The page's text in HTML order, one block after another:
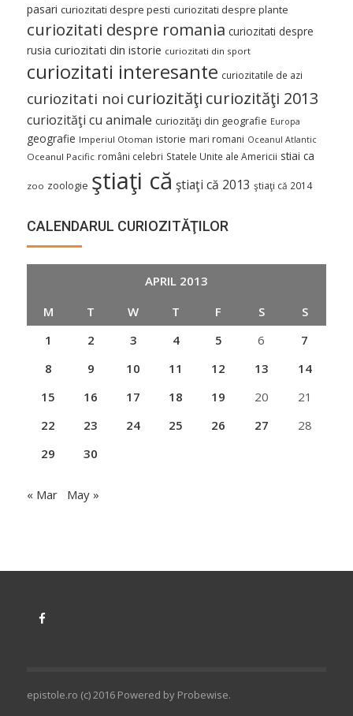
pasari curiozitati despre pesti curiozitati despre plante
curiozitati despre romania curiozitati despre
rusia curiozitati din istorie curiozitati din sport
curiozitati interesante curiozitatile de azi
curiozitati noi curiozităţi curiozităţi 2013
curiozităţi cu animale curiozităţi din geografie Europa
geografie Imperiul Otoman istorie mari romani Oceanul Atlantic
Oceanul Pacific români celebri Statele Unite ale Americii stiai ca
zoo zoologie ştiaţi că ştiaţi că 2013 ştiaţi că 2014
CALENDARUL CURIOZITĂŢILOR
APRIL 2013
M
T W T F S
S
1
2 3 4 5 6
7
8
9 10 11 12 13
14
15
16 17 18 19 20
21
22
23 24 25 26 27
28
29
30
« Mar May »
epistole.ro (c) 2016 Powered by Probewise.